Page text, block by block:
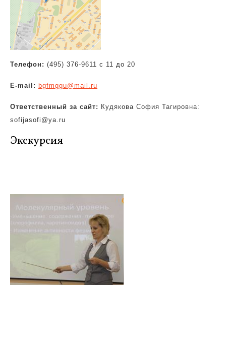
Телефон: (495) 376-9611 с 11 до 20
E-mail: bgfmggu@mail.ru
Ответственный за сайт: Кудякова София Тагировна:
sofijasofi@ya.ru
Экскурсия